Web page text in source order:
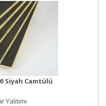
Siyah Camtülü